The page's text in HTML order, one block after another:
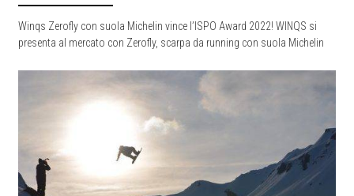
Winqs Zerofly con suola Michelin vince l’ISPO Award 2022! WINQS si
presenta al mercato con Zerofly, scarpa da running con suola Michelin